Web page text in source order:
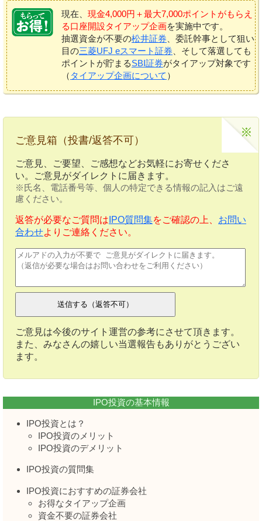
現在、 現金4,000円＋最大7,000ポイントがもらえ
る口座開設タイアップ企画を実施中です。
抽選資金が不要の松井証券 、委託幹事として狙い
目の三菱UFJ eスマート証券 、そして落選しても
ポイントが貯まるSBI証券がタイアップ対象です
（ タイアップ企画について ）
ご意見箱（投書/返答不可）
ご意見、ご要望、ご感想などお気軽にお寄せくださ
い。ご意見がダイレクトに届きます。
※氏名、電話番号等、個人の特定できる情報の記入はご遠
慮ください。
返答が必要なご質問は IPO質問集をご確認の上、 お問い
合わせよりご連絡ください。
ご意見は今後のサイト運営の参考にさせて頂きます。
また、みなさんの嬉しい当選報告もありがとうござい
ます。
IPO投資の基本情報
IPO投資とは？
IPO投資のメリット
IPO投資のデメリット
IPO投資の質問集
IPO投資におすすめの証券会社
お得なタイアップ企画
資金不要の証券会社